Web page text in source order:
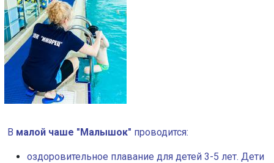
В малой чаше "Малышок" проводится:
оздоровительное плавание для детей 3-5 лет. Дети